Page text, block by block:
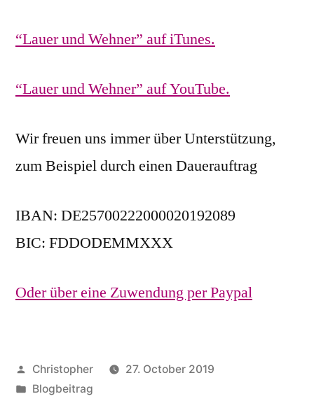
“Lauer und Wehner” auf iTunes.
“Lauer und Wehner” auf YouTube.
Wir freuen uns immer über Unterstützung,
zum Beispiel durch einen Dauerauftrag
IBAN: DE25700222000020192089
BIC: FDDODEMMXXX
Oder über eine Zuwendung per Paypal
Posted
by
Christopher
27. October 2019
Posted
Blogbeitrag